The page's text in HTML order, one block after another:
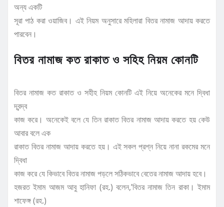
অন্য একটি
সূরা পাঠ করা ওয়াজিব। এই নিয়ম অনুসারে মহিলারা বিতর নামাজ আদায় করতে
পারবেন।
বিতর নামাজ কত রাকাত ও সহিহ নিয়ম কোনটি
বিতর নামাজ কত রাকাত ও সহীহ নিয়ম কোনটি এই নিয়ে অনেকের মনে দ্বিধা
দ্বন্দ্ব
কাজ করে। অনেকেই বলে যে তিন রাকাত বিতর নামাজ আদায় করতে হয় কেউ
আবার বলে এক
রাকাত বিতর নামাজ আদায় করতে হয়। এই সকল প্রশ্ন নিয়ে নানা রকমের মনে
দ্বিধা
কাজ করে যে কিভাবে বিতর নামাজ পড়লে সঠিকভাবে বেতের নামাজ আদায় হবে।
হজরত ইমাম আজম আবু হানিফা (রহ.) বলেন,’বিতর নামাজ তিন রাকা। ইমাম
শাফেঙ্গ (রহ.)